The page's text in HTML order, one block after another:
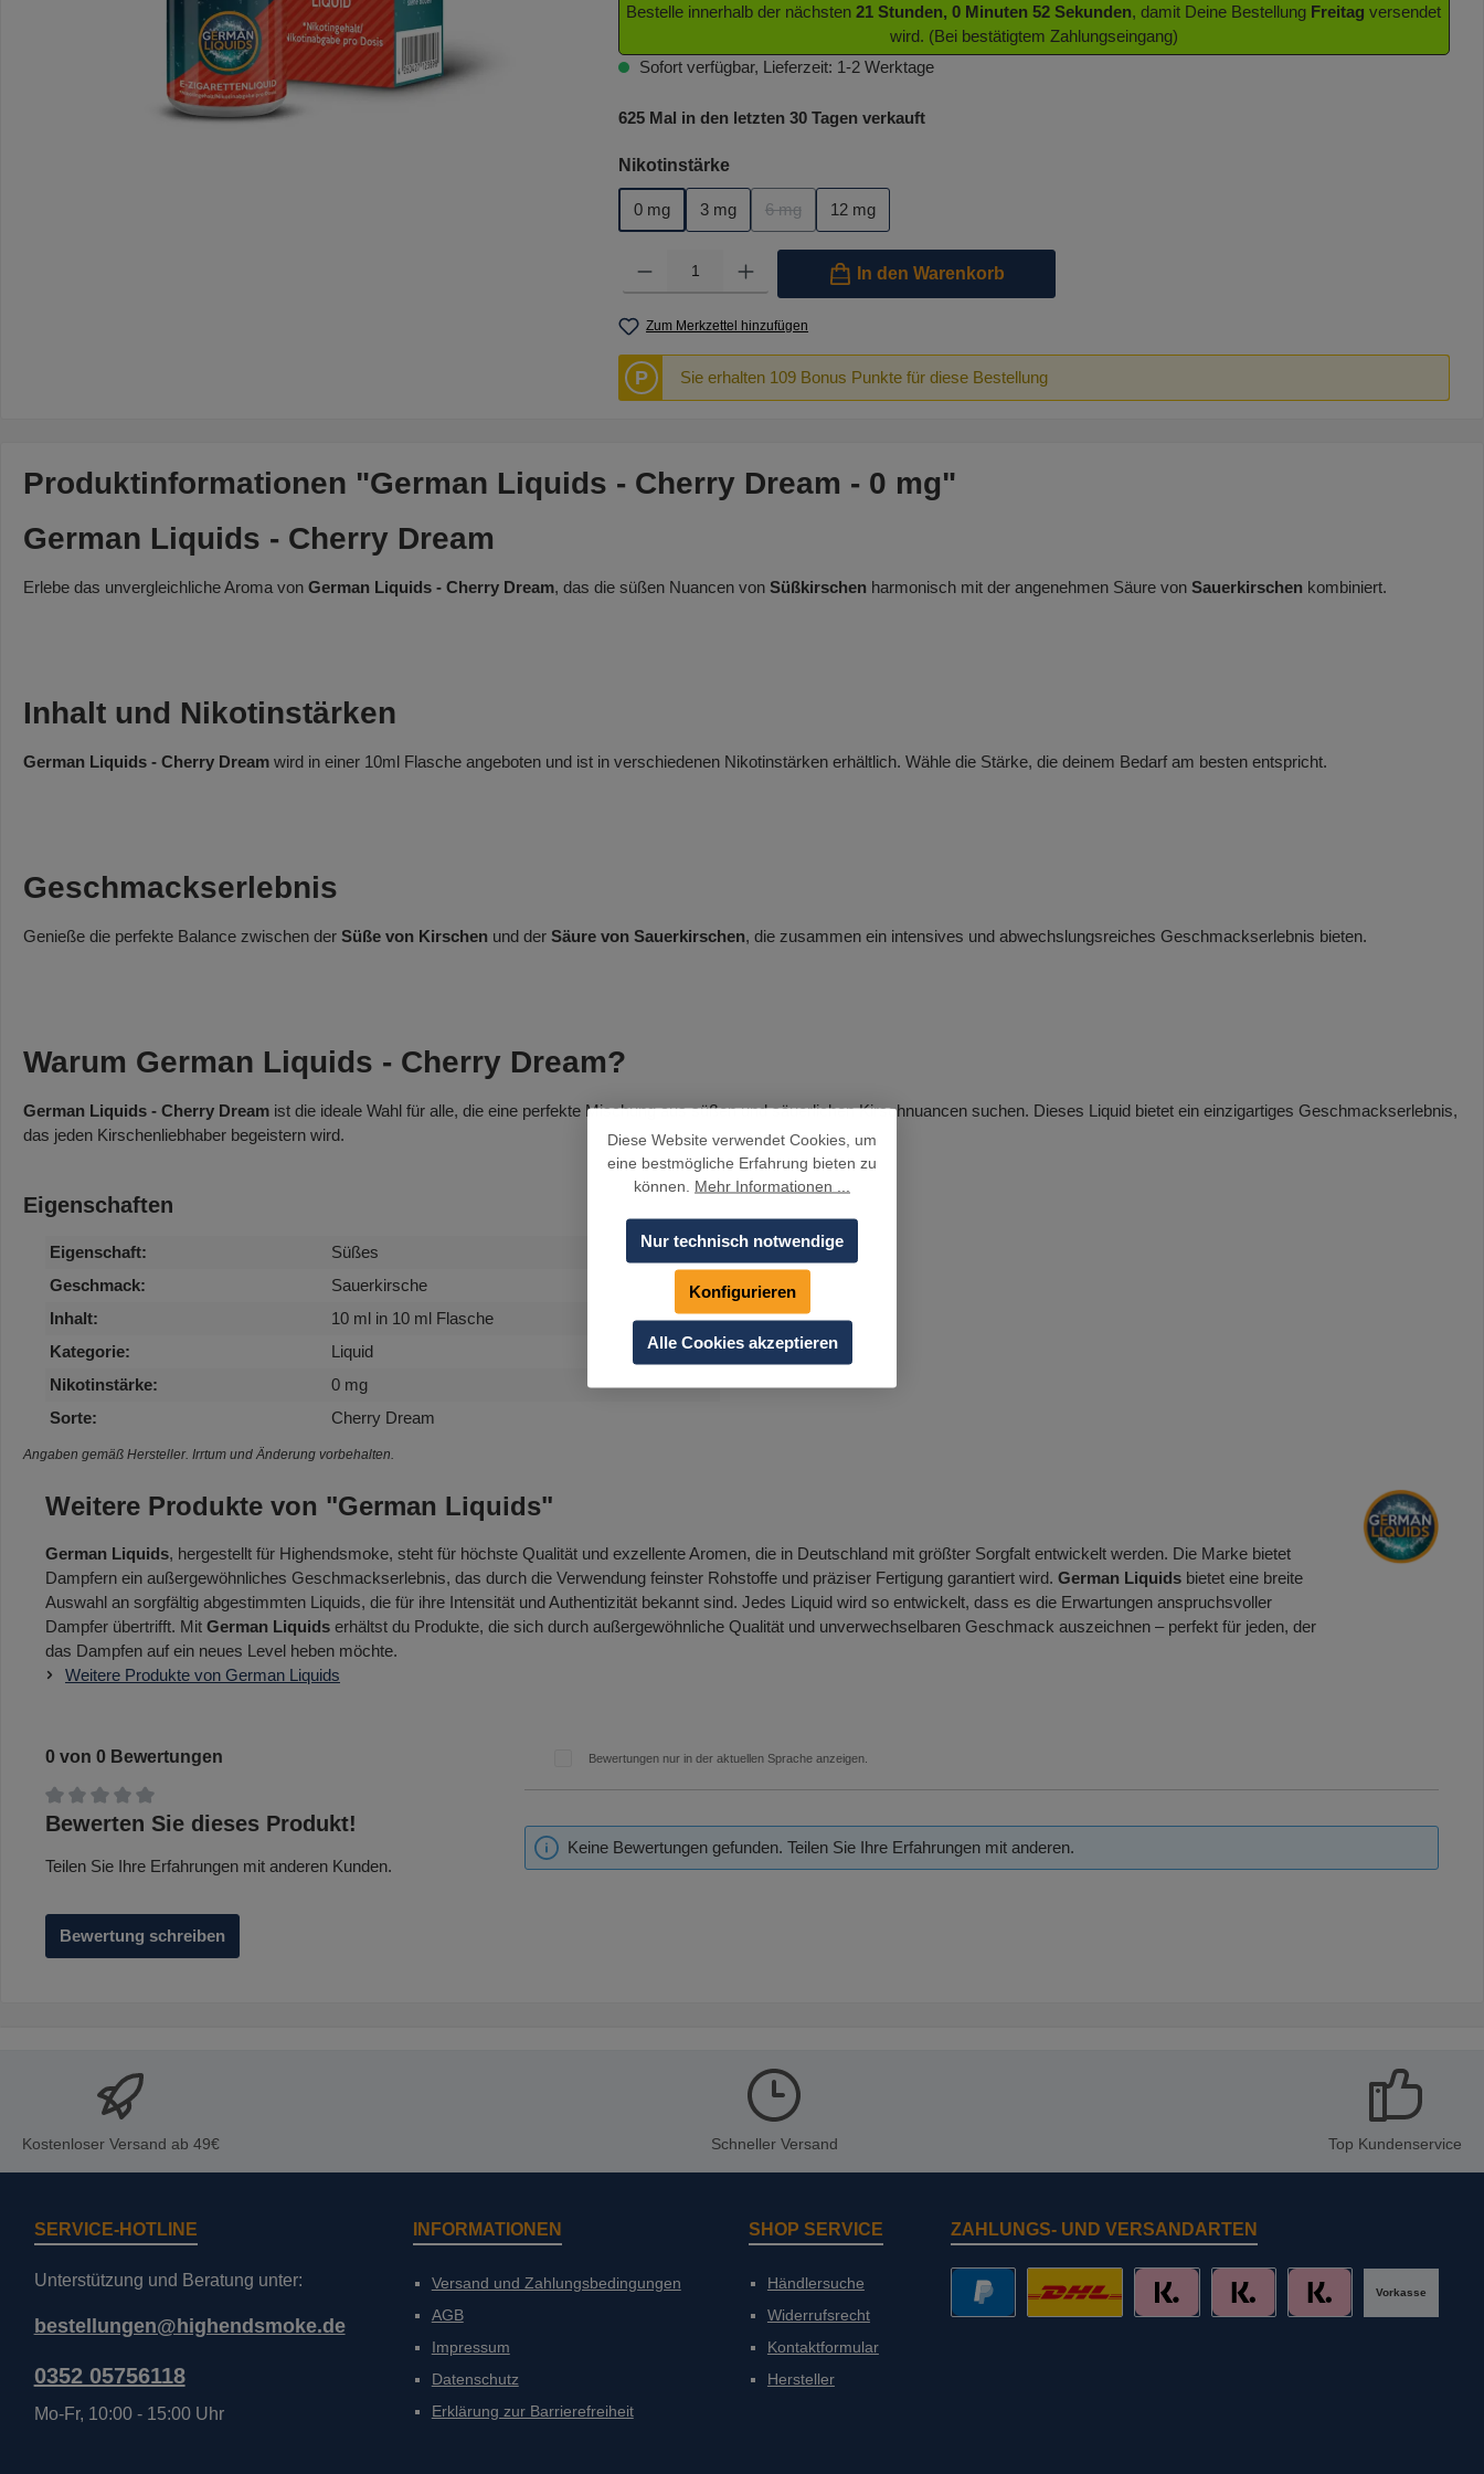
Bestelle innerhalb der nächsten21 Stunden, 0 Minuten 51 Sekunden, damit Deine Bestellung Freitagversendet
wird. (Bei bestätigtem Zahlungseingang)
Sofort verfügbar, Lieferzeit: 1-2 Werktage
625 Mal in den letzten 30 Tagen verkauft
Nikotinstärkeauswählen
0 mg 3 mg 6 mg
(Diese Option ist zurzeit nicht verfügbar.)
12 mg
In den Warenkorb
Zum Merkzettel hinzufügen
P Sie erhalten 109 Bonus Punkte für diese Bestellung
Produktinformationen "German Liquids - Cherry Dream - 0 mg"
German Liquids - Cherry Dream
Erlebe das unvergleichliche Aroma von German Liquids - Cherry Dream, das die süßen Nuancen von Süßkirschen harmonisch mit der angenehmen Säure von Sauerkirschen kombiniert.
Inhalt und Nikotinstärken
German Liquids - Cherry Dream wird in einer 10ml Flasche angeboten und ist in verschiedenen Nikotinstärken erhältlich. Wähle die Stärke, die deinem Bedarf am besten entspricht.
Geschmackserlebnis
Genieße die perfekte Balance zwischen der Süße von Kirschen und der Säure von Sauerkirschen, die zusammen ein intensives und abwechslungsreiches Geschmackserlebnis bieten.
Warum German Liquids - Cherry Dream?
German Liquids - Cherry Dream ist die ideale Wahl für alle, die eine perfekte Mischung aus süßen und säuerlichen Kirschnuancen suchen. Dieses Liquid bietet ein einzigartiges Geschmackserlebnis,
das jeden Kirschenliebhaber begeistern wird.
Eigenschaften
Eigenschaft:
Süßes
Geschmack:
Sauerkirsche
Inhalt:
10 ml in 10 ml Flasche
Kategorie:
Liquid
Nikotinstärke:
0 mg
Sorte:
Cherry Dream
Angaben gemäß Hersteller. Irrtum und Änderung vorbehalten.
Weitere Produkte von "German Liquids"
German Liquids, hergestellt für Highendsmoke, steht für höchste Qualität und exzellente Aromen, die in Deutschland mit größter Sorgfalt entwickelt werden. Die Marke bietet
Dampfern ein außergewöhnliches Geschmackserlebnis, das durch die Verwendung feinster Rohstoffe und präziser Fertigung garantiert wird. German Liquids bietet eine breite
Auswahl an sorgfältig abgestimmten Liquids, die für ihre Intensität und Authentizität bekannt sind. Jedes Liquid wird so entwickelt, dass es die Erwartungen anspruchsvoller
Dampfer übertrifft. Mit German Liquids erhältst du Produkte, die sich durch außergewöhnliche Qualität und unverwechselbaren Geschmack auszeichnen – perfekt für jeden, der
das Dampfen auf ein neues Level heben möchte.
Weitere Produkte von German Liquids
0 von 0 Bewertungen
Durchschnittliche Bewertung von 0 von 5 Sternen
Bewerten Sie dieses Produkt!
Teilen Sie Ihre Erfahrungen mit anderen Kunden.
Bewertung schreiben
Bewertungen nur in der aktuellen Sprache anzeigen.
Keine Bewertungen gefunden. Teilen Sie Ihre Erfahrungen mit anderen.
Kostenloser Versand ab 49€ Schneller Versand Top Kundenservice
SERVICE-HOTLINE
Unterstützung und Beratung unter:
bestellungen@highendsmoke.de
0352 05756118
Mo-Fr, 10:00 - 15:00 Uhr
INFORMATIONEN
Versand und Zahlungsbedingungen
AGB
Impressum
Datenschutz
Erklärung zur Barrierefreiheit
SHOP SERVICE
Händlersuche
Widerrufsrecht
Kontaktformular
Hersteller
ZAHLUNGS- UND VERSANDARTEN
Vorkasse
Diese Website verwendet Cookies, um
eine bestmögliche Erfahrung bieten zu
können. Mehr Informationen ...
Nur technisch notwendige
Konfigurieren
Alle Cookies akzeptieren